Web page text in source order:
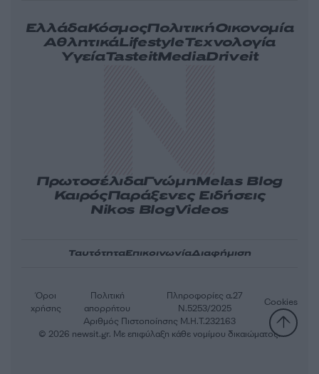
ΕλλάδαΚόσμοςΠολιτικήΟικονομία
ΑθλητικάLifestyleΤεχνολογία
ΥγείαTasteitMediaDriveit
ΠρωτοσέλιδαΓνώμηMelas Blog
ΚαιρόςΠαράξενες Ειδήσεις
Nikos BlogVideos
ΤαυτότηταΕπικοινωνίαΔιαφήμιση
Αριθμός Πιστοποίησης Μ.Η.Τ.232163
Όροι
χρήσης
Πολιτική
απορρήτου
Πληροφορίες α.27
Ν.5253/2025
Cookies
© 2026 newsit.gr. Με επιφύλαξη κάθε νομίμου δικαιώματος.